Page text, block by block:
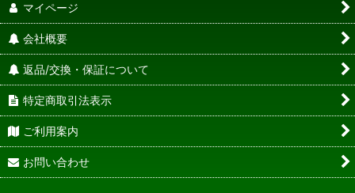
マイページ
会社概要
返品/交換・保証について
特定商取引法表示
ご利用案内
お問い合わせ